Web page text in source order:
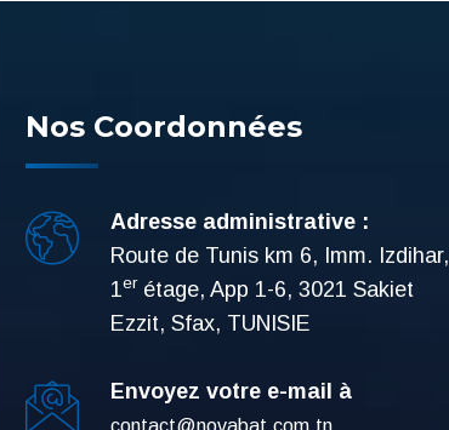
Nos Coordonnées
Adresse administrative :
Route de Tunis km 6, Imm. Izdihar,
1er étage, App 1-6, 3021 Sakiet
Ezzit, Sfax, TUNISIE
Envoyez votre e-mail à
contact@novabat.com.tn